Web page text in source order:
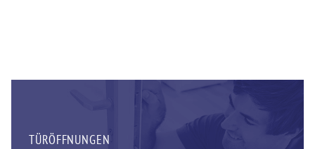
TÜRÖFFNUNGEN